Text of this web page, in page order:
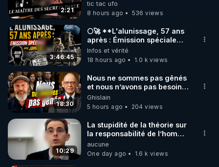
2:21
génocidaire de donald j
trump
tic tac ufo
8 hours ago
536 views
3:46:45
🌕🚀 **L'alunissage, 57 ans
après : Émission spéciale
avec John Doe !** 👨 🚀✨
Infos et vérité
18 hours ago
1.0 k views
18:30
Nous ne sommes pas gênés
et nous n’avons pas besoin
de nous excuser ! #jw
#jehovah #collegecentral
Ghislain
5 hours ago
204 views
10:29
La stupidité de la théorie sur
la responsabilité de l’homme
concernant le dioxyde de
carbone.
aucune
One day ago
1.6 k views